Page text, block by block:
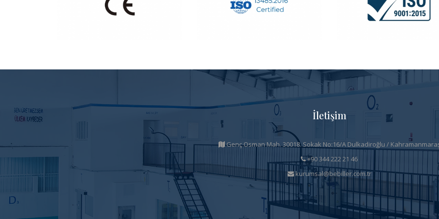
İletişim
Genç Osman Mah. 30018. Sokak No:16/A Dulkadiroğlu /
+90 344 222 21 46
kurumsal@bebiller.com.tr